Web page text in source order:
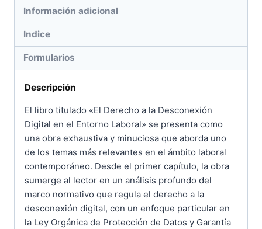
Información adicional
Indice
Formularios
Descripción
El libro titulado «El Derecho a la Desconexión
Digital en el Entorno Laboral» se presenta como
una obra exhaustiva y minuciosa que aborda uno
de los temas más relevantes en el ámbito laboral
contemporáneo. Desde el primer capítulo, la obra
sumerge al lector en un análisis profundo del
marco normativo que regula el derecho a la
desconexión digital, con un enfoque particular en
la Ley Orgánica de Protección de Datos y Garantía